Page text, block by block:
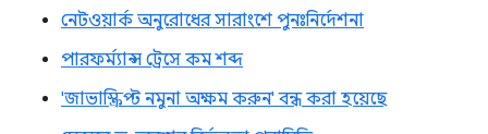
নেটওয়ার্ক অনুরোধের সারাংশে পুনঃনির্দেশনা
পারফর্ম্যান্স ট্রেসে কম শব্দ
'জাভাস্ক্রিপ্ট নমুনা অক্ষম করুন' বন্ধ করা হয়েছে